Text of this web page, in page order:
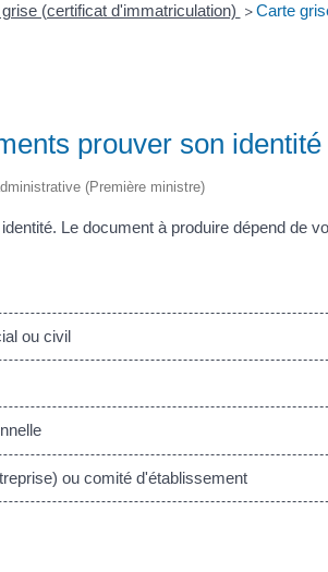
(certificat d'immatriculation) > Carte
prouver son identité
(Première ministre)
Le document à produire dépend de
ou civil
ou comité d'établissement